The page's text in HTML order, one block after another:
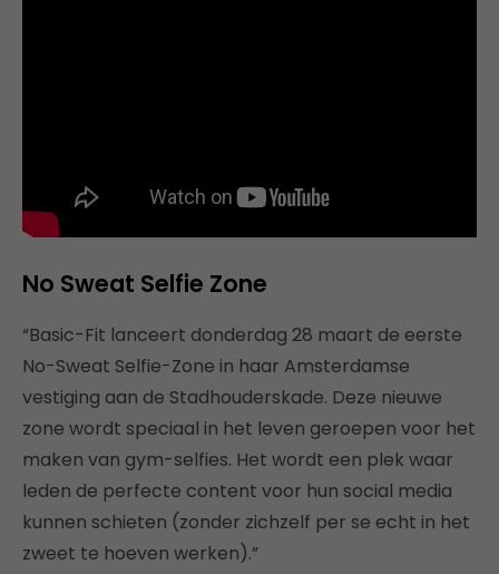
No Sweat Selfie Zone
“Basic-Fit lanceert donderdag 28 maart de eerste
No-Sweat Selfie-Zone in haar Amsterdamse
vestiging aan de Stadhouderskade. Deze nieuwe
zone wordt speciaal in het leven geroepen voor het
maken van gym-selfies. Het wordt een plek waar
leden de perfecte content voor hun social media
kunnen schieten (zonder zichzelf per se echt in het
zweet te hoeven werken).”